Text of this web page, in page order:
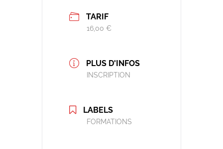
TARIF
16,00 €
PLUS D'INFOS
INSCRIPTION
LABELS
FORMATIONS